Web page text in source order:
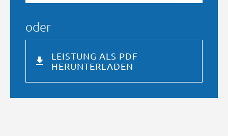
oder
LEISTUNG ALS PDF
HERUNTERLADEN